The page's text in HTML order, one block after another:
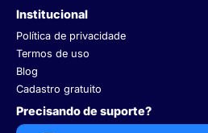
Institucional
Política de privacidade
Termos de uso
Blog
Cadastro gratuito
Precisando de suporte?